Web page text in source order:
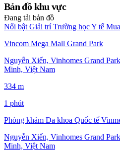
Bản đồ khu vực
Đang tải bản đồ
Nổi bật Giải trí Trường họcY tế
Vincom Mega Mall Grand Park
Nguyễn Xiển, Vinhomes Grand
Minh, Việt Nam
334 m
1 phút
Phòng khám Đa khoa Quốc tế
Nguyễn Xiển, Vinhomes Grand
Minh, Việt Nam